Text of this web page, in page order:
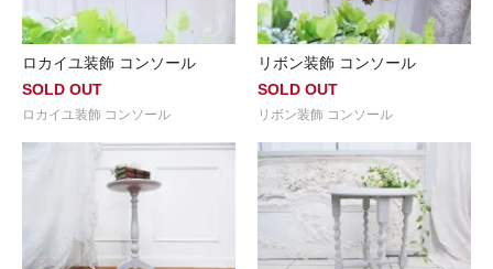
ロカイユ装飾 コンソール
SOLD OUT
ロカイユ装飾 コンソール
リボン装飾 コンソール
SOLD OUT
リボン装飾 コンソール